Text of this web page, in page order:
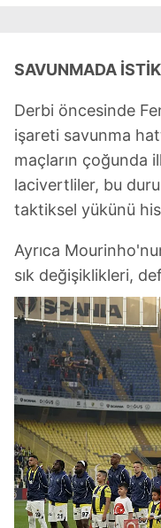
SAVUNMADA
Derbi öncesinde
işareti savunma
maçların çoğunda
lacivertliler, bu
taktiksel yükünü
Ayrıca
sık değişiklikleri,